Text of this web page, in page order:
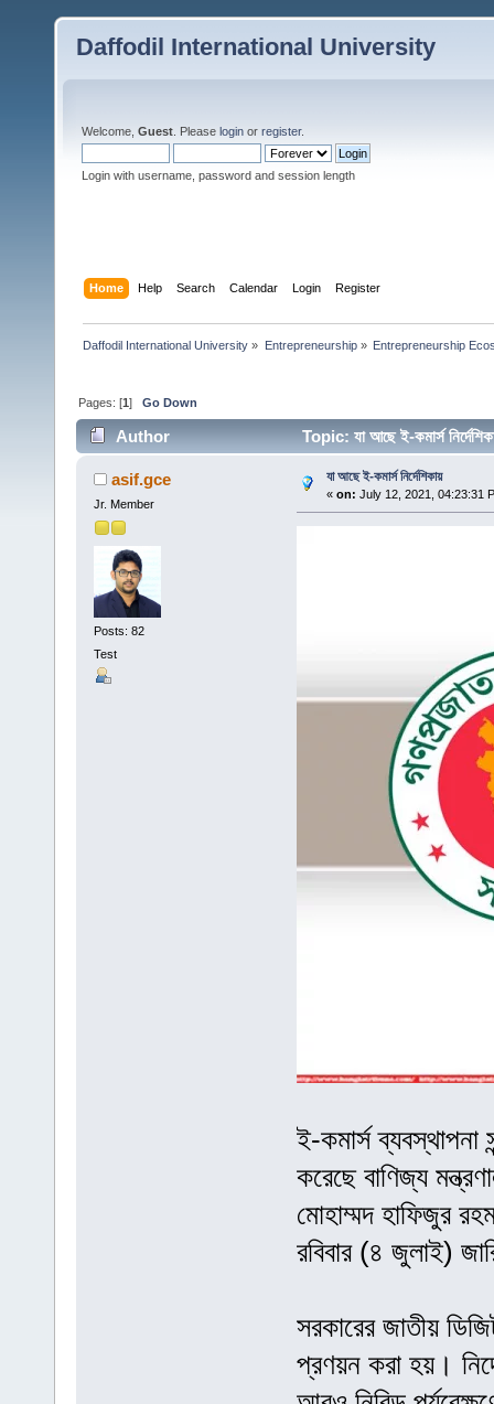
Daffodil International University
Welcome, Guest . Please login or register.
Login with username, password and session length
Home Help Search Calendar Login Register
Daffodil International University » Entrepreneurship» Entrepreneurship
Pages: [1]Go Down
Author Topic: যা আছে ই-কমার্স
asif.gce
Jr. Member
Posts: 82
Test
যা আছে ই-কমার্স নির্দেশিকায়
« on: July 12, 2021, 04:23:31
ই-কমার্স ব্যবস্থাপনা
করেছে বাণিজ্য
মোহাম্মদ হাফিজুর
রবিবার (৪ জুলাই)
সরকারের জাতীয়
প্রণয়ন করা হয়।